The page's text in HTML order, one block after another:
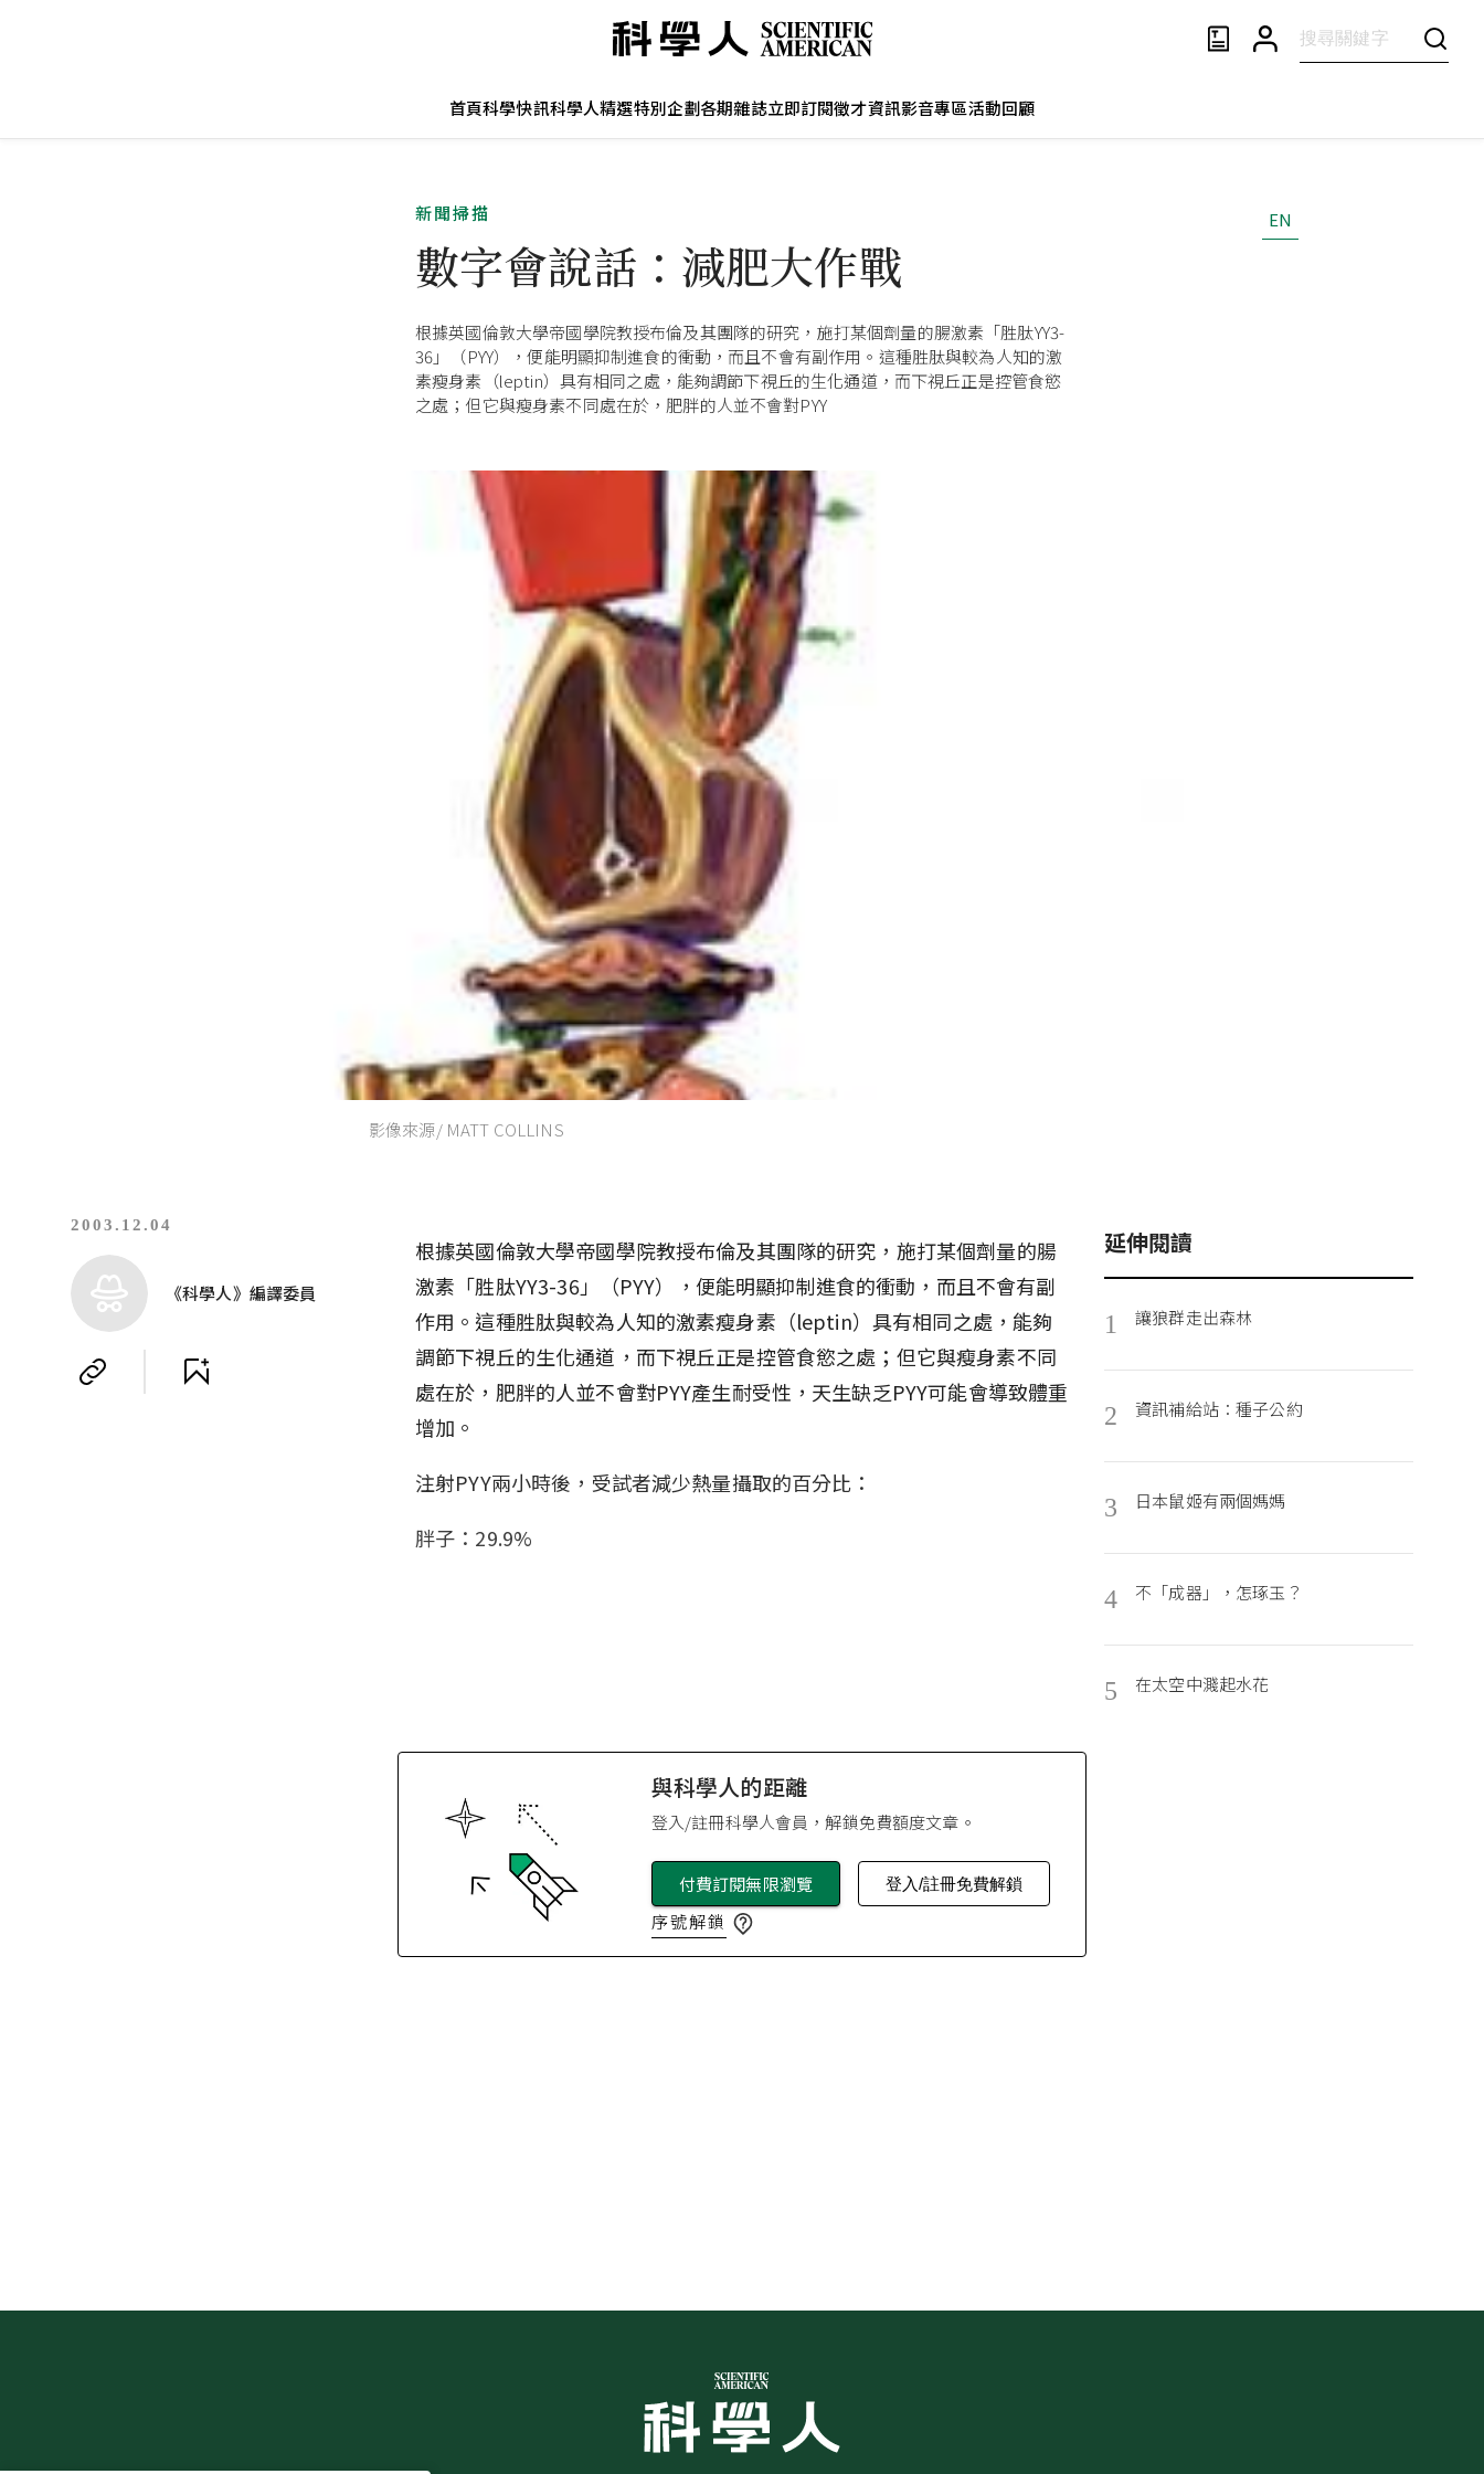
首頁科學快訊科學人精選特別企劃各期雜誌立即訂閱徵才資訊影音專區活動回顧
新聞掃描
數字會說話：減肥大作戰
根據英國倫敦大學帝國學院教授布倫及其團隊的研究，施打某個劑量的腸激素「胜肽YY3-
36」（PYY），便能明顯抑制進食的衝動，而且不會有副作用。這種胜肽與較為人知的激
素瘦身素（leptin）具有相同之處，能夠調節下視丘的生化通道，而下視丘正是控管食慾
之處；但它與瘦身素不同處在於，肥胖的人並不會對PYY
EN
影像來源/ MATT COLLINS
2003.12.04
《科學人》編譯委員
根據英國倫敦大學帝國學院教授布倫及其團隊的研究，施打某個劑量的腸
激素「胜肽YY3-36」（PYY），便能明顯抑制進食的衝動，而且不會有副
作用。這種胜肽與較為人知的激素瘦身素（leptin）具有相同之處，能夠
調節下視丘的生化通道，而下視丘正是控管食慾之處；但它與瘦身素不同
處在於，肥胖的人並不會對PYY產生耐受性，天生缺乏PYY可能會導致體重
增加。
注射PYY兩小時後，受試者減少熱量攝取的百分比：
胖子：29.9%
延伸閱讀
1 讓狼群走出森林
2 資訊補給站：種子公約
3 日本鼠姬有兩個媽媽
4 不「成器」，怎琢玉？
5 在太空中濺起水花
與科學人的距離
登入/註冊科學人會員，解鎖免費額度文章。
付費訂閱無限瀏覽 登入/註冊免費解鎖
序號解鎖